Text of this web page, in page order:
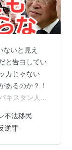
いと見え
と告白してい
カじゃない
あるのか？！
キスタン人
稼ぎなのに働
不正に買
裏技も値上
不法移民
逆罪